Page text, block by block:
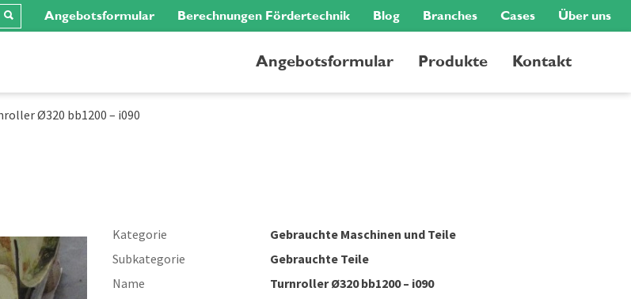
Angebotsformular Berechnungen Fördertechnik Blog Branches Cases Über uns
Angebotsformular Produkte Kontakt
Ø320 bb1200 – i090
Kategorie
Gebrauchte Maschinen und Teile
Subkategorie
Gebrauchte Teile
Name
Turnroller Ø320 bb1200 – i090